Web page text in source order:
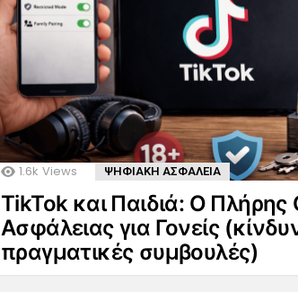
1.6k Views ΨΗΦΙΑΚΗ ΑΣΦΑΛΕΙΑ
TikTok και Παιδιά: Ο
Ασφάλειας για Γονείς
πραγματικές συμβουλές)